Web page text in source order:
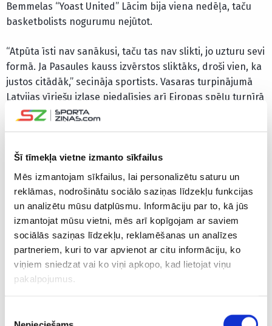
Šī tīmekļa vietne izmanto sīkfailus
Mēs izmantojam sīkfailus, lai personalizētu saturu un
reklāmas, nodrošinātu sociālo saziņas līdzekļu funkcijas
un analizētu mūsu datplūsmu. Informāciju par to, kā jūs
izmantojat mūsu vietni, mēs arī kopīgojam ar saviem
sociālās saziņas līdzekļu, reklamēšanas un analīzes
partneriem, kuri to var apvienot ar citu informāciju, ko
viņiem sniedzat vai ko viņi apkopo, kad lietojat viņu
pakalpojumus.
Bemmelas “Yoast United” Lācim bija viena nedēļa, taču
basketbolists nogurumu nejūtot.
“Atpūta īsti nav sanākusi, taču tas nav slikti, jo uzturu sevi
formā. Ja Pasaules kauss izvērstos sliktāks, droši vien, ka
justos citādāk,” secināja sportists. Vasaras turpinājumā
Latvijas vīriešu izlase piedalīsies arī Eiropas spēļu turnīrā
Krakovā un Eiropas čempionātā Jeruzalemē. Lācis minēja,
“Gribētu cerēt, ka šīs nebija manas vienīgās spēles
izlases formā. Konkurence bija sīva un domāju, ka
trenerim nebija viegli veikt izvēli paņemt mani sastāvā,”
atzina Lācis. Šosezon Lācis vēl nevarot iekļauties Latvijas
vadošajā 3×3 komandā “Rīga”, taču viņš plāno spēlēt
“Kandava”/”Turība” vienībā un zemāka līmeņa
sacensībās cīnīties par iespējām startēt “Challenger”
turnīros. 3×3 basketbolam Lācis pilnvērtīgi pievērsās tikai